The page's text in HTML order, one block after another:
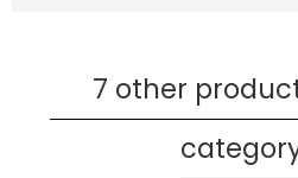
7 other